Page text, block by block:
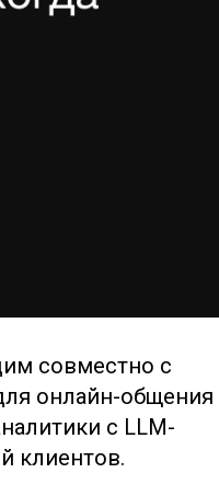
совместно с
онлайн-общения
с LLM-
клиентов.